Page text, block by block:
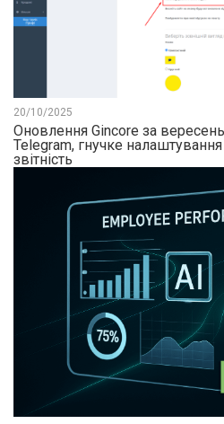
20/10/2025
Оновлення Gincore за
Telegram, гнучке
звітність